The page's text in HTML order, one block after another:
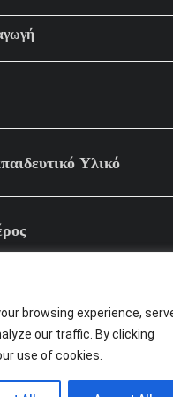
browsing experience,
our traffic. By clicking
use of cookies.
Υλικό